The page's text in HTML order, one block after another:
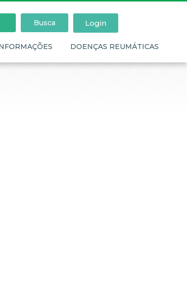
Busca Login
DOENÇAS REUMÁTICAS